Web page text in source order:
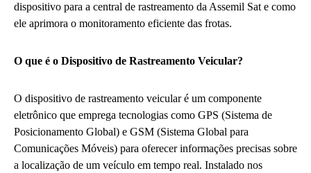
dispositivo para a central de rastreamento da Assemil Sat e como
ele aprimora o monitoramento eficiente das frotas.
O que é o Dispositivo de Rastreamento Veicular?
O dispositivo de rastreamento veicular é um componente
eletrônico que emprega tecnologias como GPS (Sistema de
Posicionamento Global) e GSM (Sistema Global para
Comunicações Móveis) para oferecer informações precisas sobre
a localização de um veículo em tempo real. Instalado nos